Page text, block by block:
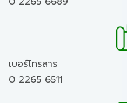
เบอร์โทรสาร
0 2265 6511